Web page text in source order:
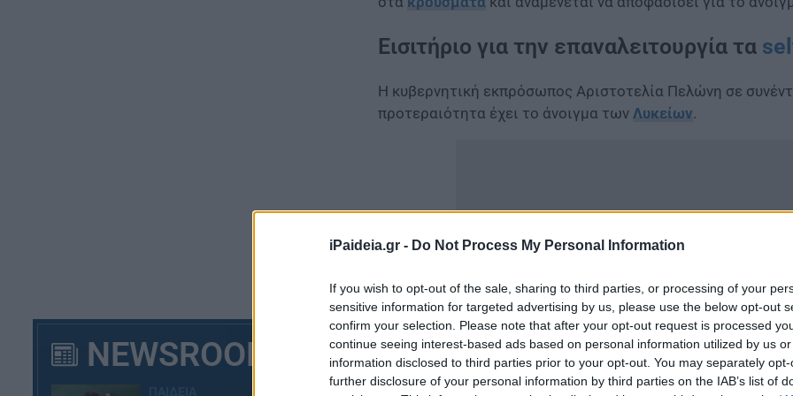
iPaideia.gr - Do Not Process My Personal Information
If you wish to opt-out of the sale, sharing to third parties, or processing of your
sensitive information for targeted advertising by us, please use the below opt-out
confirm your selection. Please note that after your opt-out request is processed
continue seeing interest-based ads based on personal information utilized by us
information disclosed to third parties prior to your opt-out. You may separately
further disclosure of your personal information by third parties on the IAB’s list of
NEWSROOM
Εισιτήριο για την επαναλειτουργία τα
Η κυβερνητική εκπρόσωπος Αριστοτελία Πελώνη σε
προτεραιότητα έχει το άνοιγμα των Λυκείων.
«Παραμένει προτεραιότητα το λιανεμπόριο και η